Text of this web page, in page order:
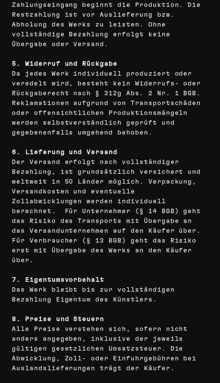
Zahlungseingang beginnt die Produktion. Die
Restzahlung ist vor Auslieferung bzw.
Abholung des Werks zu leisten. Ohne
vollständige Bezahlung erfolgt keine
Übergabe oder Versand.
5. Widerruf und Rückgabe
Da jedes Werk individuell produziert oder
veredelt wird, besteht kein Widerrufs- oder
Rückgaberecht nach § 312g Abs. 2 Nr. 1 BGB.
Reklamationen aufgrund von Transportschäden
oder offensichtlichen Produktionsmängeln
werden selbstverständlich geprüft und
gegebenenfalls umgehend behoben.
6. Lieferung und Versand
Der Versand erfolgt nach vollständiger
Bezahlung, ist grundsätzlich versichert und
weltweit in 50 Länder möglich. Verpackung,
Versandkosten und eventuelle
Zollabwicklungen werden individuell
berechnet. Für Unternehmer (§ 14 BGB) geht
das Risiko des Transports mit Übergabe an
das Versandunternehmen auf den Käufer über.
Für Verbraucher (§ 13 BGB) geht das Risiko
erst mit Übergabe des Werks an den Käufer
über.
7. Eigentumsvorbehalt
Das Werk bleibt bis zur vollständigen
Bezahlung Eigentum des Künstlers.
8. Preise und Steuern
Alle Preise verstehen sich, sofern nicht
anders angegeben, inklusive der jeweils
gültigen gesetzlichen Umsatzsteuer. Die
Abwicklung, Zoll- oder Einfuhrgebühren bei
Auslandslieferungen trägt der Käufer.